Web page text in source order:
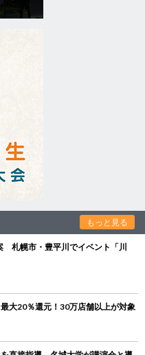
もっと見る
札幌市・豊平川でイベント「川
大20％還元！30万店舗以上が対象